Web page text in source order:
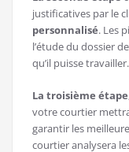
justificatives par le
personnalisé. Les
l’étude du dossier
qu’il puisse travailler.
La troisième étape
votre courtier
garantir les
courtier analysera